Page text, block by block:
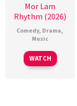
Mor Lam
Rhythm (2026)
Comedy, Drama,
Music
WATCH